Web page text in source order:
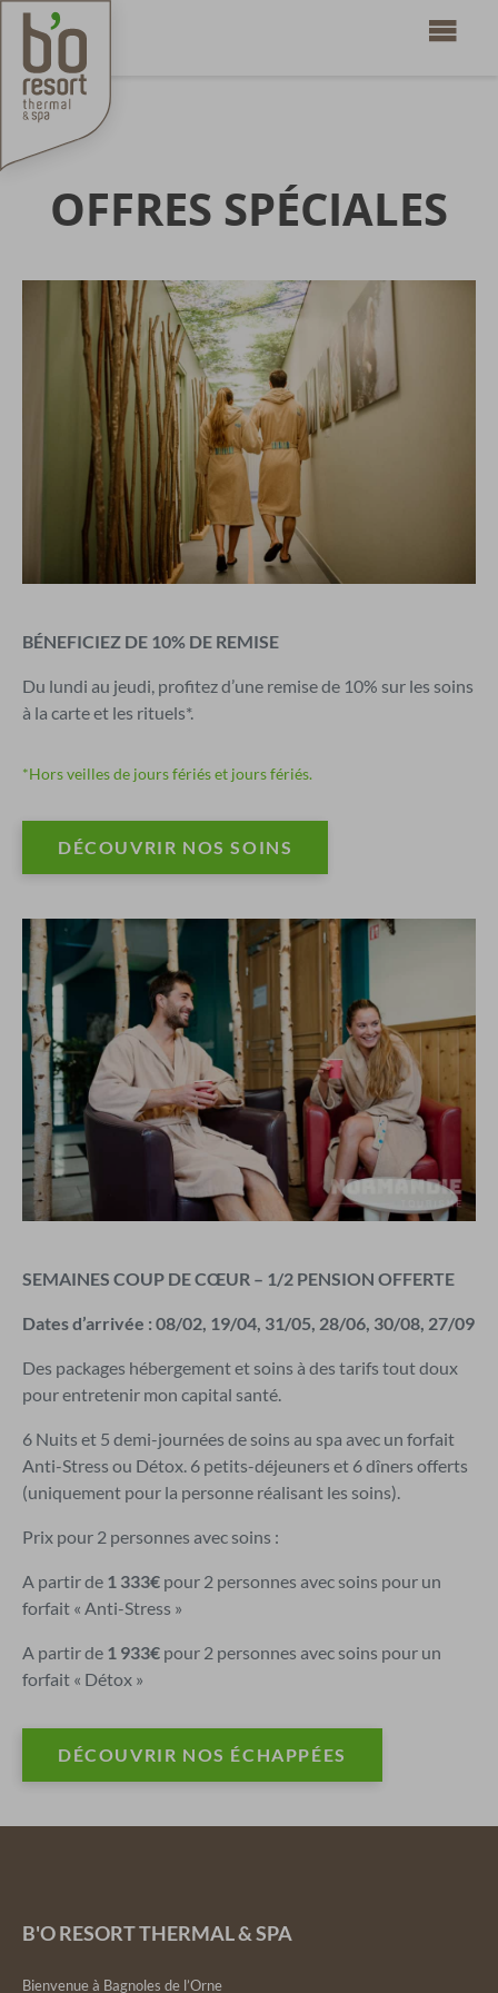
OFFRES SPÉCIALES
BÉNEFICIEZ DE 10% DE REMISE
Du lundi au jeudi, profitez d’une remise de 10% sur les soins
à la carte et les rituels*.
*Hors veilles de jours fériés et jours fériés.
DÉCOUVRIR NOS SOINS
SEMAINES COUP DE CŒUR – 1/2 PENSION OFFERTE
Dates d’arrivée : 08/02, 19/04, 31/05, 28/06, 30/08, 27/09
Des packages hébergement et soins à des tarifs tout doux
pour entretenir mon capital santé.
6 Nuits et 5 demi-journées de soins au spa avec un forfait
Anti-Stress ou Détox. 6 petits-déjeuners et 6 dîners offerts
(uniquement pour la personne réalisant les soins).
Prix pour 2 personnes avec soins :
A partir de 1 333€ pour 2 personnes avec soins pour un
forfait « Anti-Stress »
A partir de 1 933€ pour 2 personnes avec soins pour un
forfait « Détox »
DÉCOUVRIR NOS ÉCHAPPÉES
B'O RESORT THERMAL & SPA
Bienvenue à Bagnoles de l’Orne